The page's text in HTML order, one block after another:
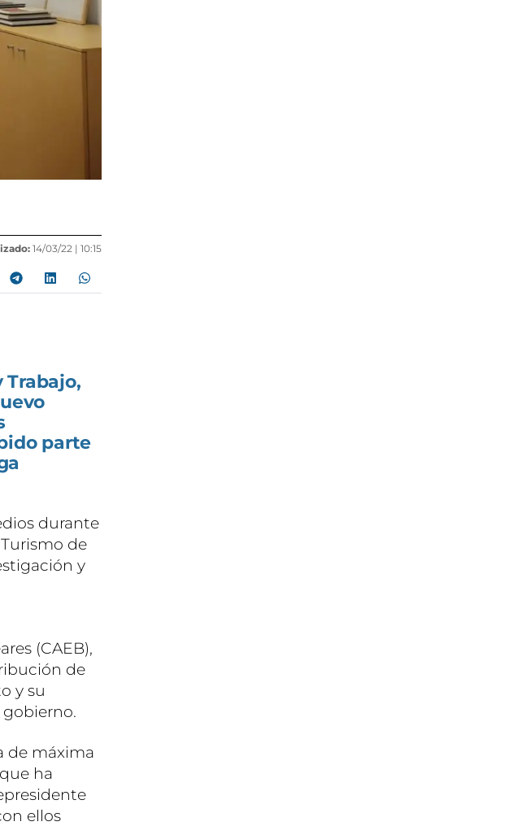
14/03/22 | 10:15
Trabajo,
parte
durante
de
y
(CAEB),
de
y su
de máxima
ha
ellos